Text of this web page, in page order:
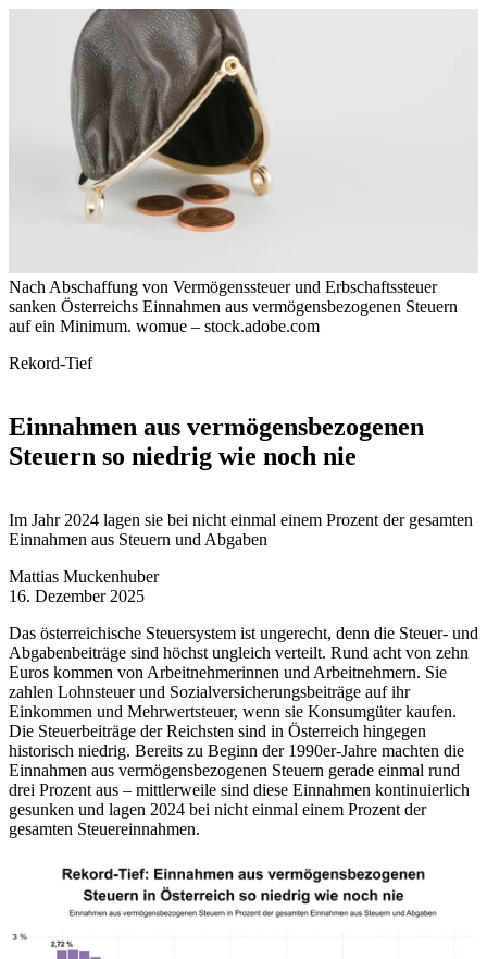
Nach Abschaffung von Vermögenssteuer und Erbschaftssteuer
sanken Österreichs Einnahmen aus vermögensbezogenen Steuern
auf ein Minimum. womue – stock.adobe.com
Rekord-Tief
Einnahmen aus vermögensbezogenen
Steuern so niedrig wie noch nie
Im Jahr 2024 lagen sie bei nicht einmal einem Prozent der gesamten
Einnahmen aus Steuern und Abgaben
Mattias Muckenhuber
16. Dezember 2025
Das österreichische Steuersystem ist ungerecht, denn die Steuer- und
Abgabenbeiträge sind höchst ungleich verteilt. Rund acht von zehn
Euros kommen von Arbeitnehmerinnen und Arbeitnehmern. Sie
zahlen Lohnsteuer und Sozialversicherungsbeiträge auf ihr
Einkommen und Mehrwertsteuer, wenn sie Konsumgüter kaufen.
Die Steuerbeiträge der Reichsten sind in Österreich hingegen
historisch niedrig. Bereits zu Beginn der 1990er-Jahre machten die
Einnahmen aus vermögensbezogenen Steuern gerade einmal rund
drei Prozent aus – mittlerweile sind diese Einnahmen kontinuierlich
gesunken und lagen 2024 bei nicht einmal einem Prozent der
gesamten Steuereinnahmen.